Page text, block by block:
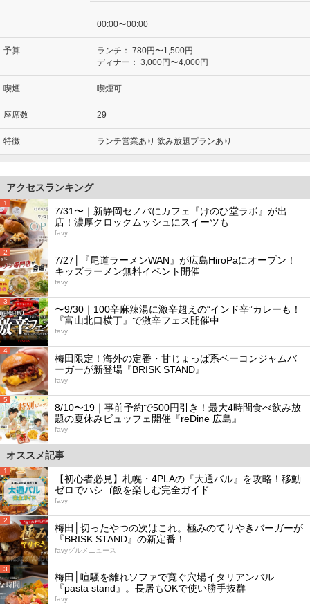
00:00〜00:00
予算 ランチ： 780円〜1,500円
ディナー： 3,000円〜4,000円
喫煙 喫煙可
座席数 29
特徴 ランチ営業あり 飲み放題プランあり
アクセスランキング
1
7/31〜｜新静岡セノバにカフェ『けのひ堂ラボ』が出
店！濃厚クロックムッシュにスイーツも
favy
2
7/27│『尾道ラーメンWAN』が広島HiroPaにオープン！
キッズラーメン無料イベント開催
favy
3
〜9/30｜100辛麻辣湯に激辛超えの“インド辛”カレーも！
『富山北口横丁』で激辛フェス開催中
favy
4
梅田限定！海外の定番・甘じょっぱ系ベーコンジャムバ
ーガーが新登場『BRISK STAND』
favy
5
8/10〜19｜事前予約で500円引き！最大4時間食べ飲み放
題の夏休みビュッフェ開催『reDine 広島』
favy
オススメ記事
1
【初心者必見】札幌・4PLAの『大通バル』を攻略！移動
ゼロでハシゴ飯を楽しむ完全ガイド
favy
2
梅田│切ったやつの次はこれ。極みのてりやきバーガーが
『BRISK STAND』の新定番！
favyグルメニュース
3
梅田│喧騒を離れソファで寛ぐ穴場イタリアンバル
『pasta stand』。長居もOKで使い勝手抜群
favy